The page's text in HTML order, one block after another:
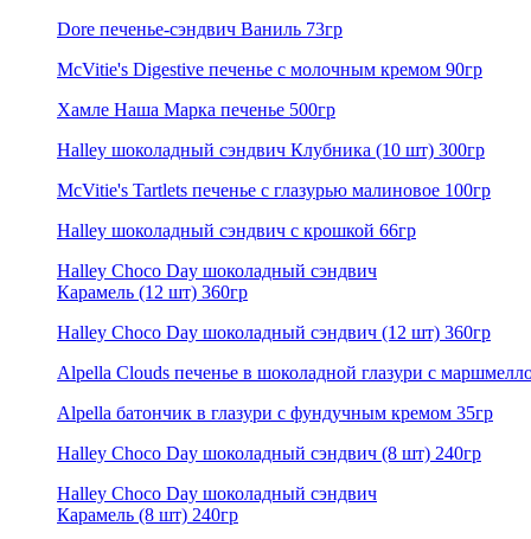
Dore печенье-сэндвич Ваниль 73гр
McVitie's Digestive печенье с молочным кремом 90гр
Хамле Наша Марка печенье 500гр
Halley шоколадный сэндвич Клубника (10 шт) 300гр
McVitie's Tartlets печенье с глазурью малиновое 100гр
Halley шоколадный сэндвич с крошкой 66гр
Halley Choco Day шоколадный сэндвич
Карамель (12 шт) 360гр
Halley Choco Day шоколадный сэндвич (12 шт) 360гр
Alpella Clouds печенье в шоколадной глазури с
Alpella батончик в глазури с фундучным кремом 35гр
Halley Choco Day шоколадный сэндвич (8 шт) 240гр
Halley Choco Day шоколадный сэндвич
Карамель (8 шт) 240гр